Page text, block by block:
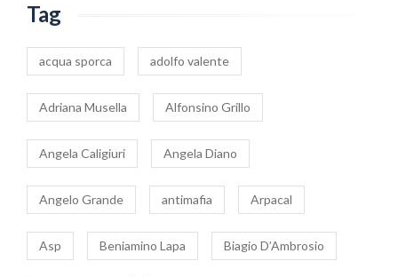
Tag
acqua sporca adolfo valente
Adriana Musella Alfonsino Grillo
Angela Caligiuri Angela Diano
Angelo Grande antimafia Arpacal
Asp Beniamino Lapa Biagio D’Ambrosio